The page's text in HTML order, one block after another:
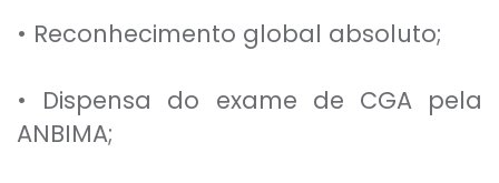
• Reconhecimento global absoluto;
• Dispensa do exame de CGA pela
ANBIMA;